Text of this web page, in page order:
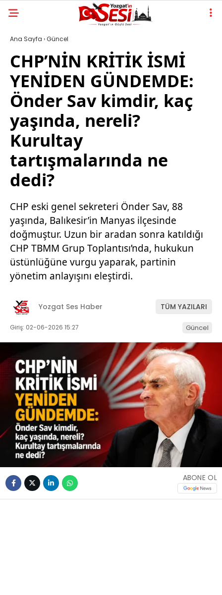
Ana Sayfa ›Güncel
CHP’NİN KRİTİK İSMİ
YENİDEN GÜNDEMDE:
Önder Sav kimdir, kaç
yaşında, nereli?
Kurultay
tartışmalarında ne
dedi?
CHP eski genel sekreteri Önder Sav, 88
yaşında, Balıkesir’in Manyas ilçesinde
doğmuştur. Uzun bir aradan sonra katıldığı
CHP TBMM Grup Toplantısı’nda, hukukun
üstünlüğüne vurgu yaparak, partinin
yönetim anlayışını eleştirdi.
Yozgat Ses Haber TÜM YAZILARI
Giriş: 02-06-2026 15:27 Güncel
ABONE OL